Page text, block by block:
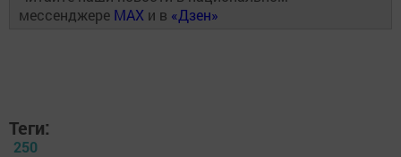
мессенджере MAX и в «Дзен»
Теги:
250